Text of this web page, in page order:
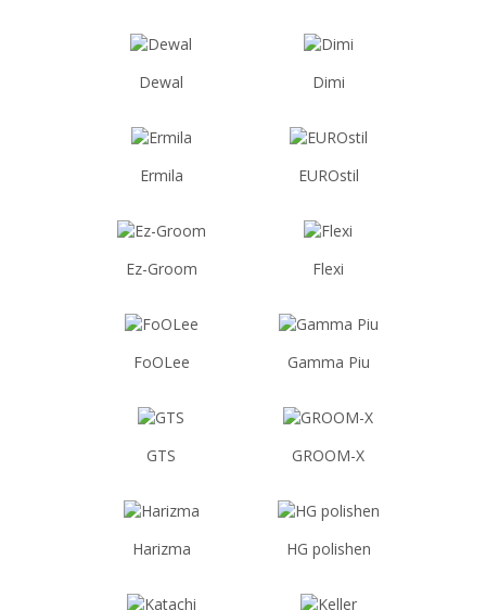
Dewal Dimi
Ermila EUROstil
Ez-Groom Flexi
FoOLee Gamma Piu
GTS GROOM-X
Harizma HG polishen